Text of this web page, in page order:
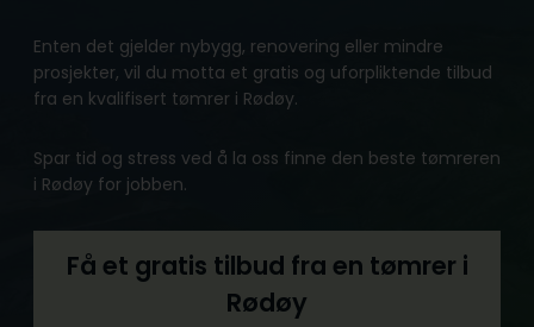
Enten det gjelder nybygg, renovering eller mindre
prosjekter, vil du motta et gratis og uforpliktende tilbud
fra en kvalifisert tømrer i Rødøy.
Spar tid og stress ved å la oss finne den beste tømreren
i Rødøy for jobben.
Få et gratis tilbud fra en tømrer i
Rødøy